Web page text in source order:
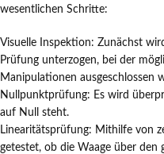
wesentlichen Schritte:
Visuelle Inspektion: Zunächst
Prüfung unterzogen, bei der
Manipulationen ausgeschlossen
Nullpunktprüfung: Es wird
auf Null steht.
Linearitätsprüfung: Mithilfe von
getestet, ob die Waage über den